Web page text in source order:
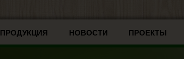
ПРОДУКЦИЯ НОВОСТИ ПРОЕКТЫ